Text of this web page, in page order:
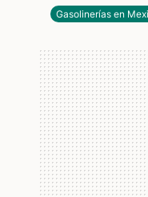
Gasolinerías en